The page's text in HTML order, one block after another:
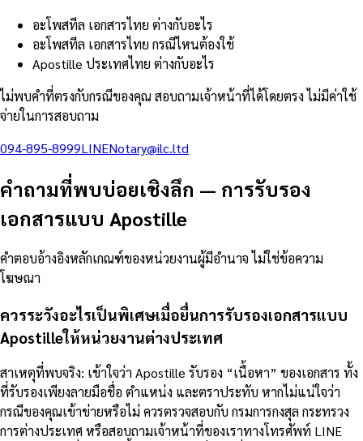
อะโพสทีล เอกสารไทย ต่างกับอะไร
อะโพสทีล เอกสารไทย กรณีไหนต้องใช้
Apostille ประเทศไทย ต่างกับอะไร
ไม่พบคำที่ตรงกับกรณีของคุณ สอบถามเจ้าหน้าที่ได้โดยตรง ไม่มีค่าใช้
จ่ายในการสอบถาม
094-895-8999LINENotary@ilc.ltd
คำถามที่พบบ่อยเชิงลึก — การรับรอง
เอกสารแบบ Apostille
คำตอบอ้างอิงหลักเกณฑ์ของหน่วยงานผู้มีอำนาจ ไม่ใช่ข้อความ
โฆษณา
ควรระวังอะไรเป็นพิเศษเมื่อยื่นการรับรองเอกสารแบบ
Apostilleให้หน่วยงานต่างประเทศ
สาเหตุที่พบจริง: เข้าใจว่า Apostille รับรอง “เนื้อหา” ของเอกสาร ทั้ง
ที่รับรองเพียงลายมือชื่อ ตำแหน่ง และตราประทับ หากไม่แน่ใจว่า
กรณีของคุณเข้าข่ายหรือไม่ ควรตรวจสอบกับ กรมการกงสุล กระทรวง
การต่างประเทศ หรือสอบถามเจ้าหน้าที่ของเราทางโทรศัพท์ LINE